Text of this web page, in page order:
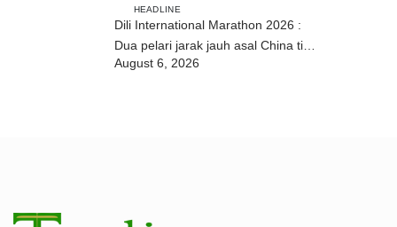
HEADLINE
Dili International Marathon 2026 :
Dua pelari jarak jauh asal China tiba
di Dili
August 6, 2026